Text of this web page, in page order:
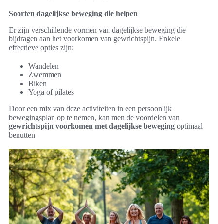
Soorten dagelijkse beweging die helpen
Er zijn verschillende vormen van dagelijkse beweging die
bijdragen aan het voorkomen van gewrichtspijn. Enkele
effectieve opties zijn:
Wandelen
Zwemmen
Biken
Yoga of pilates
Door een mix van deze activiteiten in een persoonlijk
bewegingsplan op te nemen, kan men de voordelen van
gewrichtspijn voorkomen met dagelijkse beweging optimaal
benutten.